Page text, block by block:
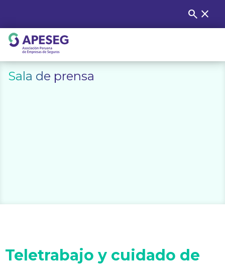
content
Buscar:
search close
APESEG
Sala de prensa
Teletrabajo y cuidado de